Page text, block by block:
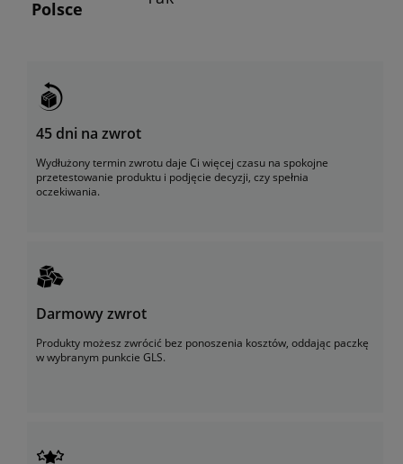
Polsce
45 dni na zwrot
Wydłużony termin zwrotu daje Ci więcej czasu na spokojne
przetestowanie produktu i podjęcie decyzji, czy spełnia
oczekiwania.
Darmowy zwrot
Produkty możesz zwrócić bez ponoszenia kosztów, oddając paczkę
w wybranym punkcie GLS.